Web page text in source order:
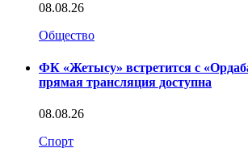
08.08.26
Общество
ФК «Жетысу» встретится с
прямая трансляция доступна
08.08.26
Спорт